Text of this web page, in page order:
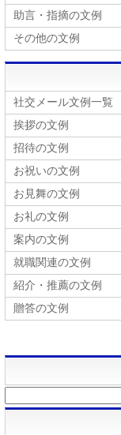
助言・指摘の文例
その他の文例
社交メール文例一覧
挨拶の文例
招待の文例
お祝いの文例
お見舞の文例
お礼の文例
案内の文例
就職関連の文例
紹介・推薦の文例
贈答の文例